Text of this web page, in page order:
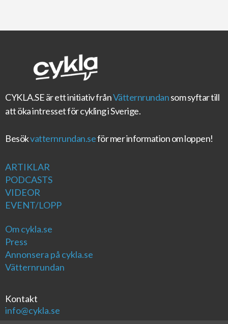
CYKLA.SEär ett initiativ frånVätternrundansom syftar till
att öka intresset för cykling i Sverige.
Besökvatternrundan.seför mer information om loppen!
ARTIKLAR
PODCASTS
VIDEOR
EVENT/LOPP
Om cykla.se
Press
Annonsera på cykla.se
Vätternrundan
Kontakt
info@cykla.se